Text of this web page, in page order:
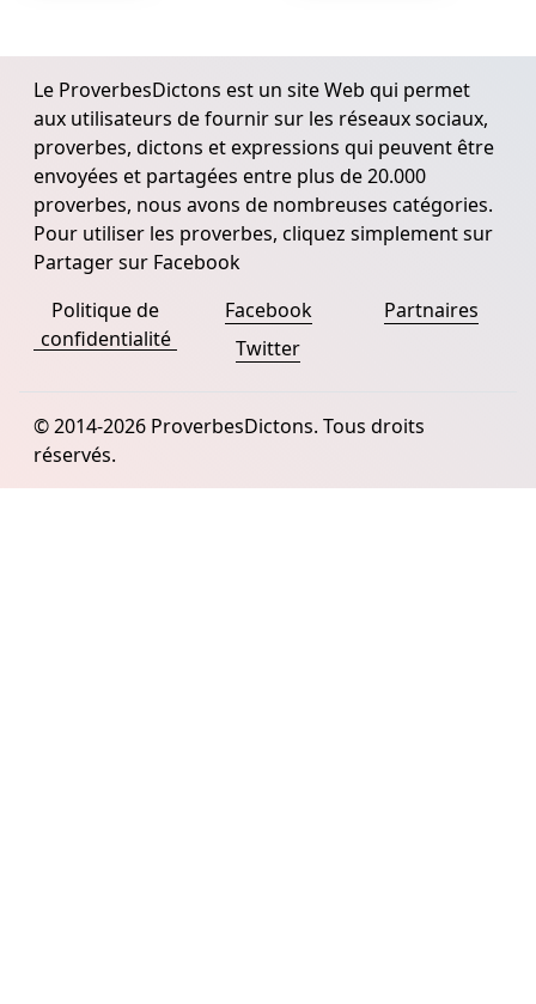
Le ProverbesDictons est un site Web qui permet
aux utilisateurs de fournir sur les réseaux sociaux,
proverbes, dictons et expressions qui peuvent être
envoyées et partagées entre plus de 20.000
proverbes, nous avons de nombreuses catégories.
Pour utiliser les proverbes, cliquez simplement sur
Partager sur Facebook
Politique de
confidentialité
Facebook
Twitter
Partnaires
© 2014-2026 ProverbesDictons. Tous droits
réservés.